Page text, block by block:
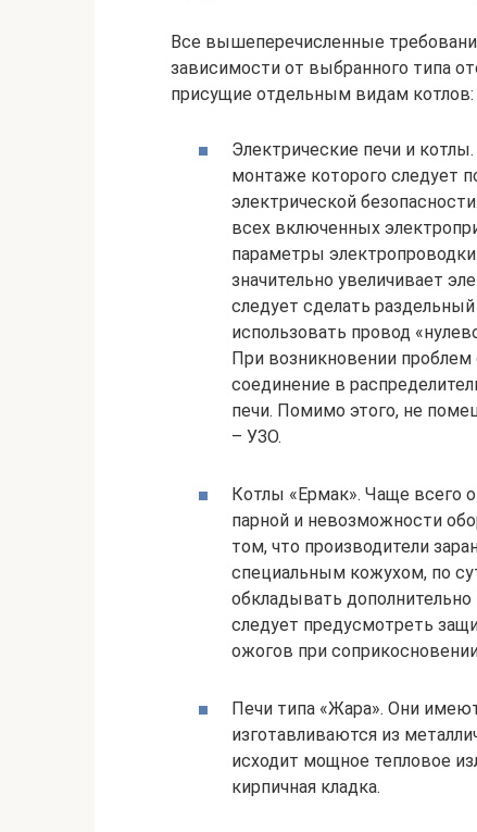
Все вышеперечисленные
зависимости от выбранного типа
присущие отдельным видам котлов:
Электрические печи и
монтаже которого следует
электрической
всех включенных
параметры
значительно увеличивает
следует сделать
использовать провод
При возникновении
соединение в
печи. Помимо этого, не
– УЗО.
Котлы «Ермак». Чаще всего
парной и невозможности
том, что производители
специальным кожухом, по
обкладывать
следует предусмотреть
ожогов при
Печи типа «Жара». Они
изготавливаются из
исходит мощное тепловое
кирпичная кладка.